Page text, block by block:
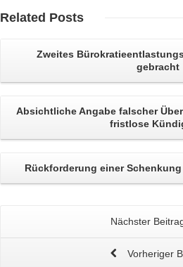
Related Posts
Zweites
gebracht
Absichtliche Angabe falscher
fristlose
Rückforderung einer Schenkung
Nächster
Vorheriger